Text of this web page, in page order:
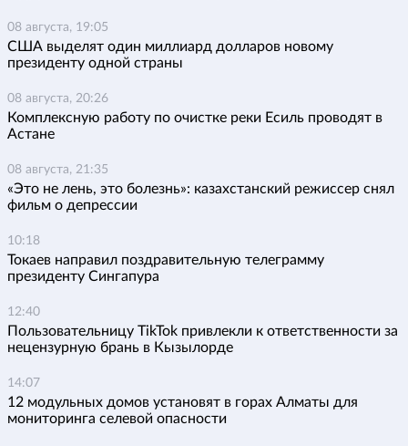
08 августа, 19:05
США выделят один миллиард долларов новому
президенту одной страны
08 августа, 20:26
Комплексную работу по очистке реки Есиль проводят в
Астане
08 августа, 21:35
«Это не лень, это болезнь»: казахстанский режиссер снял
фильм о депрессии
10:18
Токаев направил поздравительную телеграмму
президенту Сингапура
12:40
Пользовательницу TikTok привлекли к ответственности за
нецензурную брань в Кызылорде
14:07
12 модульных домов установят в горах Алматы для
мониторинга селевой опасности